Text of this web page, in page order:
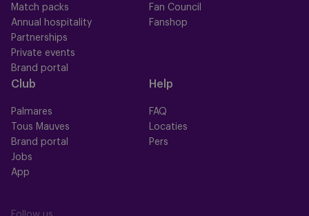
Match packs
Annual hospitality
Partnerships
Private events
Brand portal
Fan Council
Fanshop
Club
Palmares
Tous Mauves
Brand portal
Jobs
App
Help
FAQ
Locaties
Pers